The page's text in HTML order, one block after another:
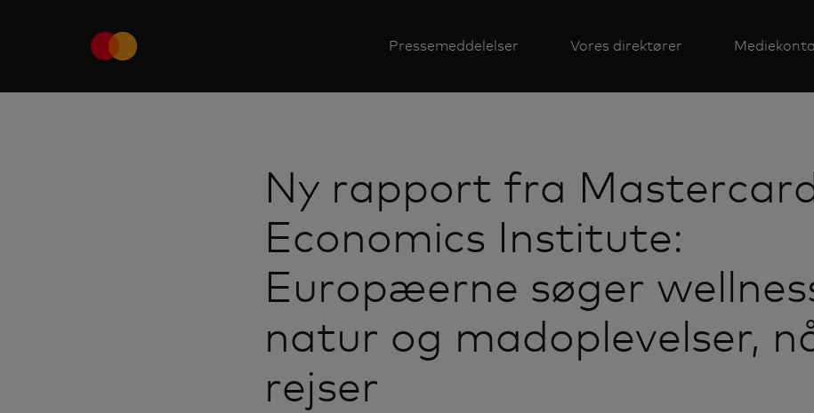
Pressemeddelelser Vores direktører
Ny rapport fra
Economics Institute:
Europæerne søger
natur og madoplevelser,
rejser